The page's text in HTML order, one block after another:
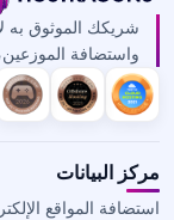
شريكك الموثوق به
واستضافة
مركز البيانات
استضافة المواقع